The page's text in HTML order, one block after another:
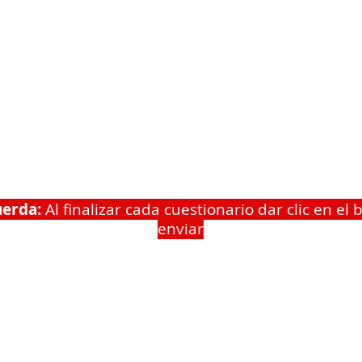
Al finalizar cada cuestionario dar clic en el
enviar